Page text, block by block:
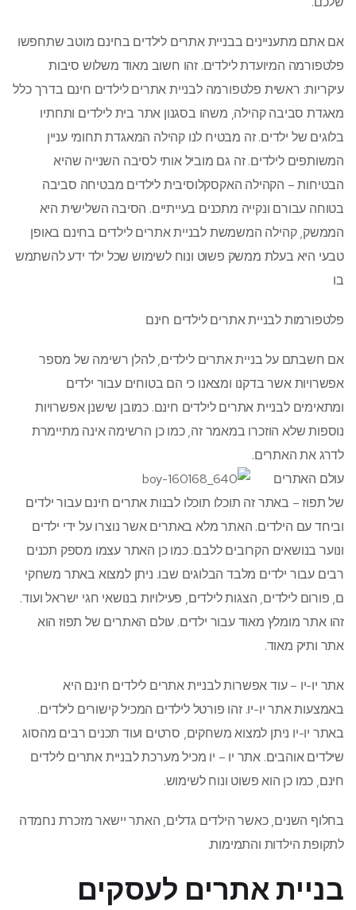
אם אתם מתעניינים בבניית אתרים לילדים בחינם מוטב שתחפשו
פלטפורמה המיועדת לילדים. זהו חשוב מאוד משלוש סיבות
עיקריות: ראשית פלטפורמה לבניית אתרים לילדים חינם בדרך כלל
מאגדת סביבה קהילה, משהו בסגנון אתר בית לילדים ותחתיו
בלוגים של ילדים. זה מבטיח לנו קהילה המאגדת תחומי עניין
המשותפים לילדים. זה גם מוביל אותי לסיבה השנייה שהיא
הבטיחות – הקהילה האקסקלוסיבית לילדים מבטיחה סביבה
בטוחה עבורם ונקייה מתכנים בעייתיים. הסיבה השלישית היא
הממשק, קהילה המשמשת לבניית אתרים לילדים בחינם באופן
טבעי היא בעלת ממשק פשוט ונוח לשימוש שכל ילד ידע להשתמש
בו
פלטפורמות לבניית אתרים לילדים חינם
אם חשבתם על בניית אתרים לילדים, להלן רשימה של מספר
אפשרויות אשר בדקנו ומצאנו כי הם בטוחים עבור ילדים
ומתאימים לבניית אתרים לילדים חינם. כמובן שישנן אפשרויות
נוספות שלא הוזכרו במאמר זה, כמו כן הרשימה אינה מתיימרת
לדרג את האתרים.
עולם האתרים
של תפוז – באתר זה תוכלו תוכלו לבנות אתרים חינם עבור ילדים
וביחד עם הילדים. האתר מלא באתרים אשר נוצרו על ידי ילדים
ונוער בנושאים הקרובים ללבם. כמו כן האתר עצמו מספק תכנים
רבים עבור ילדים מלבד הבלוגים שבו. ניתן למצוא באתר משחקי
ם, פורום לילדים, הצגות לילדים, פעילויות בנושאי חגי ישראל ועוד.
זהו אתר מומלץ מאוד עבור ילדים. עולם האתרים של תפוז הוא
אתר ותיק מאוד.
אתר יו-יו – עוד אפשרות לבניית אתרים לילדים חינם היא
באמצעות אתר יו-יו. זהו פורטל לילדים המכיל קישורים לילדים.
באתר יו-יו ניתן למצוא משחקים, סרטים ועוד תכנים רבים מהסוג
שילדים אוהבים. אתר יו – יו מכיל מערכת לבניית אתרים לילדים
חינם, כמו כן הוא פשוט ונוח לשימוש.
בחלוף השנים, כאשר הילדים גדלים, האתר יישאר מזכרת נחמדה
לתקופת הילדות והתמימות.
בניית אתרים לעסקים